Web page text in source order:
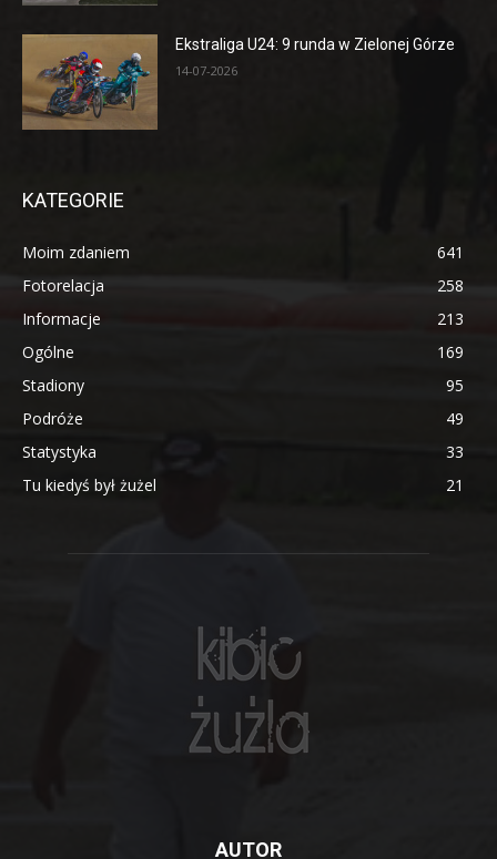
Ekstraliga U24: 9 runda w Zielonej Górze
14-07-2026
KATEGORIE
Moim zdaniem
641
Fotorelacja
258
Informacje
213
Ogólne
169
Stadiony
95
Podróże
49
Statystyka
33
Tu kiedyś był żużel
21
AUTOR